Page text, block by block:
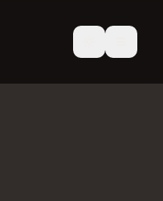
Herren 30